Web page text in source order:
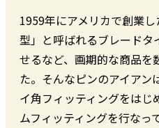
1959年にアメリカで創業
型」と呼ばれるブレードタ
せるなど、画期的な商品を
た。そんなピンのアイアン
イ角フィッティングをはじ
ムフィッティングを行なっ